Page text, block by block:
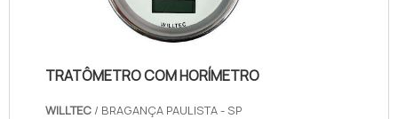
cliente. Versátil, sem amianto em .
TRATÔMETRO COM HORÍMETRO
WILLTEC / BRAGANÇA PAULISTA - SP